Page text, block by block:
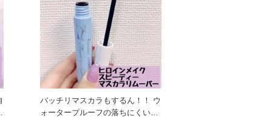
バッチリマスカラもするん！！ ウ
ォータープルーフの落ちにくいマ